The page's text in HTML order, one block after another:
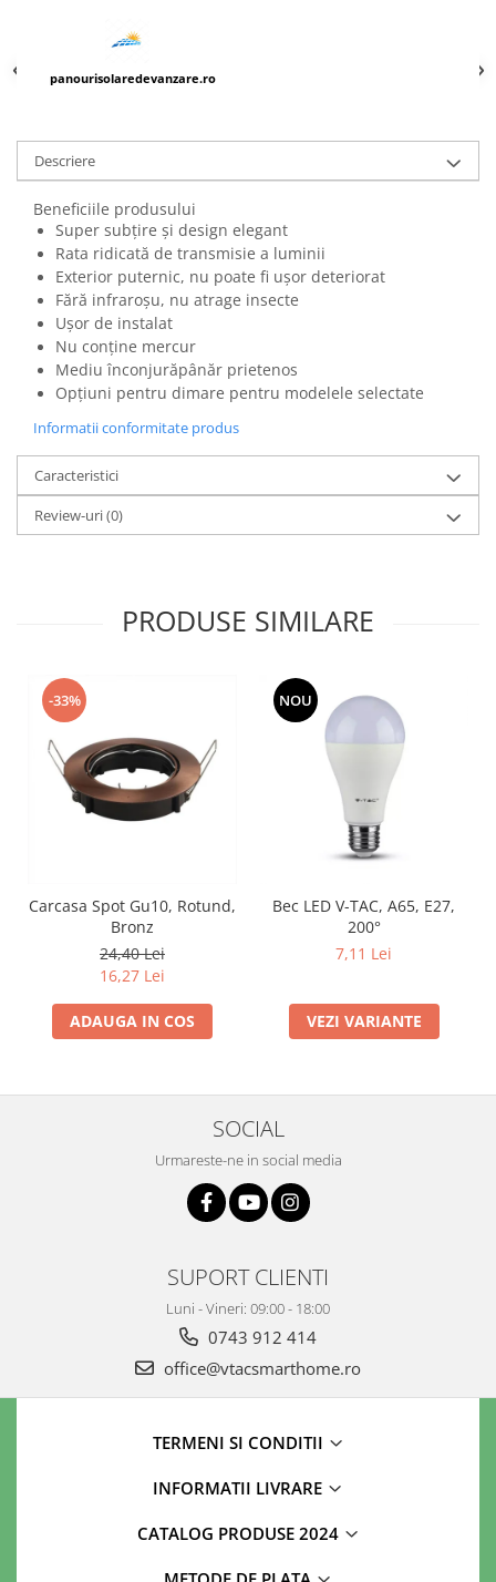
panourisolaredevanzare.ro
Descriere
Beneficiile produsului
Super subțire și design elegant
Rata ridicată de transmisie a luminii
Exterior puternic, nu poate fi ușor deteriorat
Fără infraroșu, nu atrage insecte
Ușor de instalat
Nu conține mercur
Mediu înconjurăpânăr prietenos
Opțiuni pentru dimare pentru modelele selectate
Informatii conformitate produs
Caracteristici
Review-uri(0)
PRODUSE SIMILARE
-33%
Carcasa Spot Gu10, Rotund,
Bronz
24,40 Lei
16,27 Lei
ADAUGA IN COS
NOU
Bec LED V-TAC, A65, E27,
200°
7,11 Lei
VEZI VARIANTE
SOCIAL
Urmareste-ne in social media
SUPORT CLIENTI
Luni - Vineri: 09:00 - 18:00
0743 912 414
office@vtacsmarthome.ro
TERMENI SI CONDITII
INFORMATII LIVRARE
CATALOG PRODUSE 2024